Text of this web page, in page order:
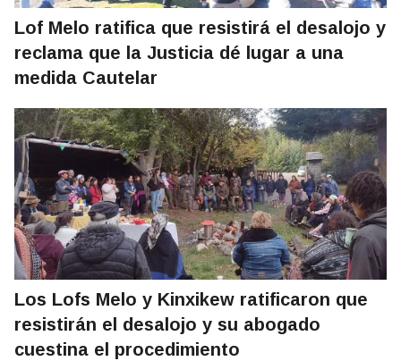
Lof Melo ratifica que resistirá el desalojo y
reclama que la Justicia dé lugar a una
medida Cautelar
Los Lofs Melo y Kinxikew ratificaron que
resistirán el desalojo y su abogado
cuestina el procedimiento